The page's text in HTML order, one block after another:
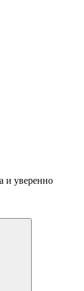
и уверенно